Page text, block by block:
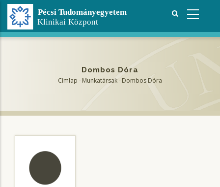
Ugrás
tartalomra
Dombos Dóra
Címlap -Munkatársak-Dombos Dóra